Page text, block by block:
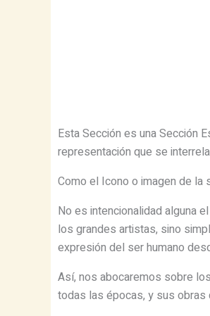
Esta Sección es una Sección
representación que se
Como el Icono o imagen de
No es intencionalidad alguna
los grandes artistas, sino
expresión del ser humano
Así, nos abocaremos sobre
todas las épocas, y sus obras